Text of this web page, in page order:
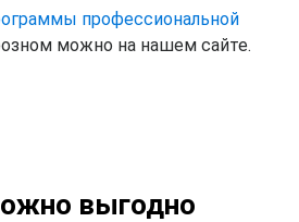
профессиональной
можно на нашем сайте.
выгодно